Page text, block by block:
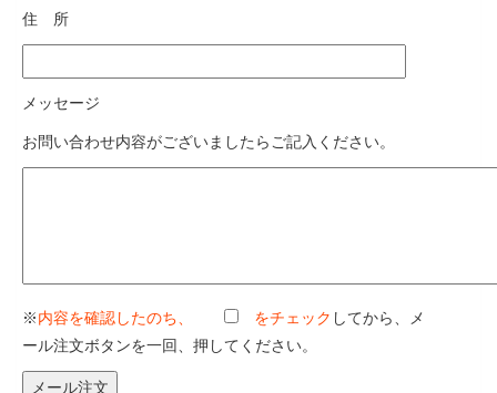
住 所
メッセージ
お問い合わせ内容がございましたらご記入ください。
※内容を確認したのち、 をチェック してから、メ
ール注文ボタンを一回、押してください。